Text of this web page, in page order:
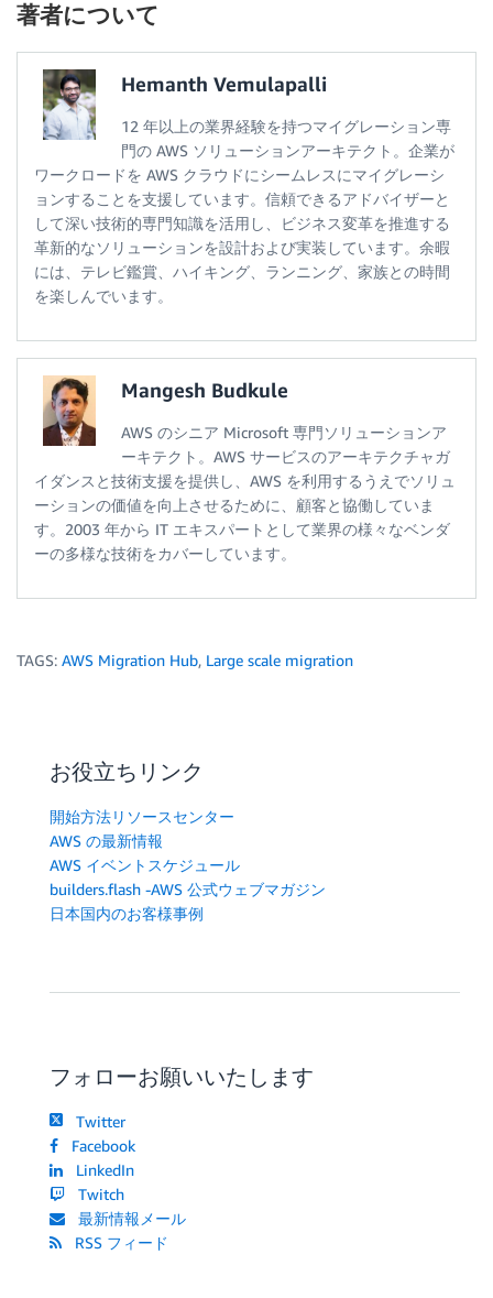
著者について
Hemanth Vemulapalli
12 年以上の業界経験を持つマイグレーション専
門の AWS ソリューションアーキテクト。企業が
ワークロードを AWS クラウドにシームレスにマイグレーシ
ョンすることを支援しています。信頼できるアドバイザーと
して深い技術的専門知識を活用し、ビジネス変革を推進する
革新的なソリューションを設計および実装しています。余暇
には、テレビ鑑賞、ハイキング、ランニング、家族との時間
を楽しんでいます。
Mangesh Budkule
AWS のシニア Microsoft 専門ソリューションア
ーキテクト。AWS サービスのアーキテクチャガ
イダンスと技術支援を提供し、AWS を利用するうえでソリュ
ーションの価値を向上させるために、顧客と協働していま
す。2003 年から IT エキスパートとして業界の様々なベンダ
ーの多様な技術をカバーしています。
TAGS: AWS Migration Hub, Large scale migration
お役立ちリンク
開始方法リソースセンター
AWS の最新情報
AWS イベントスケジュール
builders.flash -AWS 公式ウェブマガジン
日本国内のお客様事例
フォローお願いいたします
Twitter
Facebook
LinkedIn
Twitch
最新情報メール
RSS フィード